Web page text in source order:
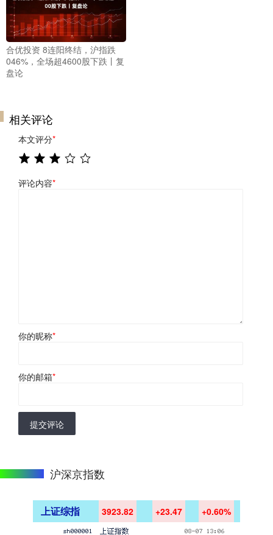
合优投资 8连阳终结，沪指跌
046%，全场超4600股下跌丨复
盘论
相关评论
本文评分*
评论内容*
你的昵称*
你的邮箱*
提交评论
沪深京指数
上证综指 3923.82 +23.47 +0.60%